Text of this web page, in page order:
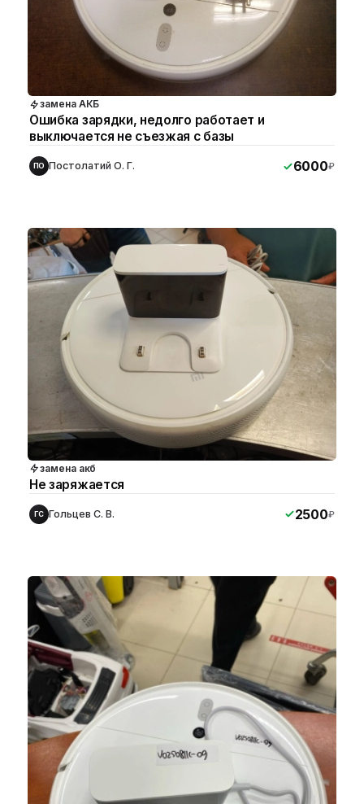
замена АКБ
Ошибка зарядки, недолго работает и
выключается не съезжая с базы
ПО Постолатий О. Г. 6000₽
замена акб
Не заряжается
ГС Гольцев С. В. 2500₽